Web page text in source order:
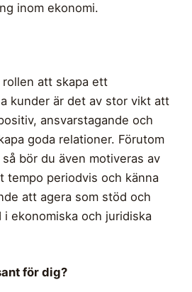
inom ekonomi.
att skapa ett
kunder är det av stor vikt att
ansvarstagande och
goda relationer. Förutom
bör du även motiveras av
tempo periodvis och känna
att agera som stöd och
ekonomiska och juridiska
för dig?